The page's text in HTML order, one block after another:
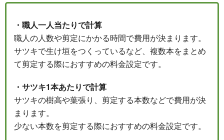
・職人一人当たりで計算
職人の人数や剪定にかかる時間で費用が決まります。
サツキで生け垣をつくっているなど、複数本をまとめ
て剪定する際におすすめの料金設定です。
・サツキ1本あたりで計算
サツキの樹高や葉張り、剪定する本数などで費用が決
まります。
少ない本数を剪定する際におすすめの料金設定です。